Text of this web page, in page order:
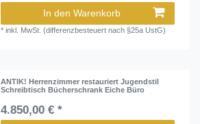
In den Warenkorb
*inkl. MwSt. (differenzbesteuert nach §25a UstG)
ANTIK! Herrenzimmer restauriert Jugendstil
Schreibtisch Bücherschrank Eiche Büro
4.850,00 € *